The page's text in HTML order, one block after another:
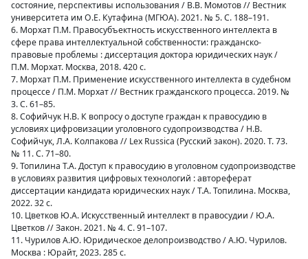
состояние, перспективы использования / В.В. Момотов // Вестник
университета им О.Е. Кутафина (МГЮА). 2021. № 5. С. 188–191.
6. Морхат П.М. Правосубъектность искусственного интеллекта в
сфере права интеллектуальной собственности: гражданско-
правовые проблемы : диссертация доктора юридических наук /
П.М. Морхат. Москва, 2018. 420 с.
7. Морхат П.М. Применение искусственного интеллекта в судебном
процессе / П.М. Морхат // Вестник гражданского процесса. 2019. №
3. С. 61–85.
8. Софийчук Н.В. К вопросу о доступе граждан к правосудию в
условиях цифровизации уголовного судопроизводства / Н.В.
Софийчук, Л.А. Колпакова // Lex Russica (Русский закон). 2020. Т. 73.
№ 11. С. 71–80.
9. Топилина Т.А. Доступ к правосудию в уголовном судопроизводстве
в условиях развития цифровых технологий : автореферат
диссертации кандидата юридических наук / Т.А. Топилина. Москва,
2022. 32 с.
10. Цветков Ю.А. Искусственный интеллект в правосудии / Ю.А.
Цветков // Закон. 2021. № 4. С. 91–107.
11. Чурилов А.Ю. Юридическое делопроизводство / А.Ю. Чурилов.
Москва : Юрайт, 2023. 285 с.